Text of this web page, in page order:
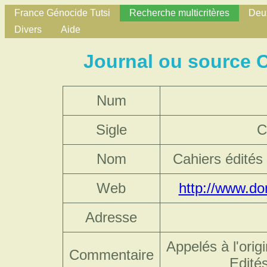
France Génocide Tutsi Recherche multicritères
Divers
Aide
Journal ou source
Num
Sigle
Nom
Cahiers
Web
http://
Adresse
Commentaire
Appelés à